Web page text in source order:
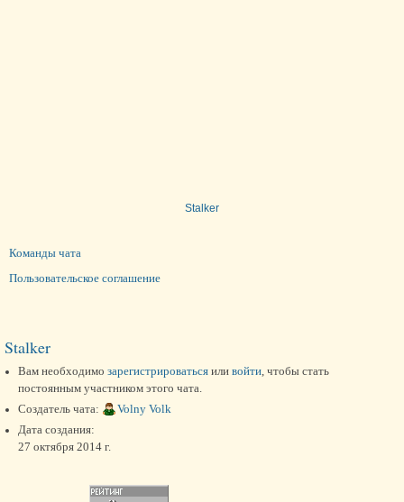
Stalker
Команды чата
Пользовательское соглашение
Stalker
Вам необходимо зарегистрироваться или войти, чтобы стать
постоянным участником этого чата.
Создатель чата:
Volny Volk
Дата создания:
27 октября 2014 г.